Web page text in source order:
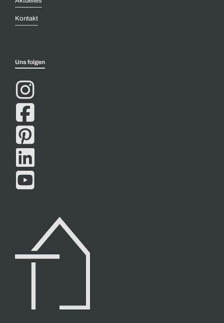
Kontakt
Uns folgen




